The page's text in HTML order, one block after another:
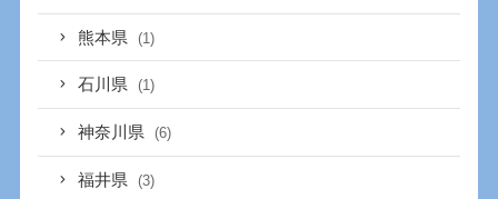
熊本県 (1)
石川県 (1)
神奈川県 (6)
福井県 (3)